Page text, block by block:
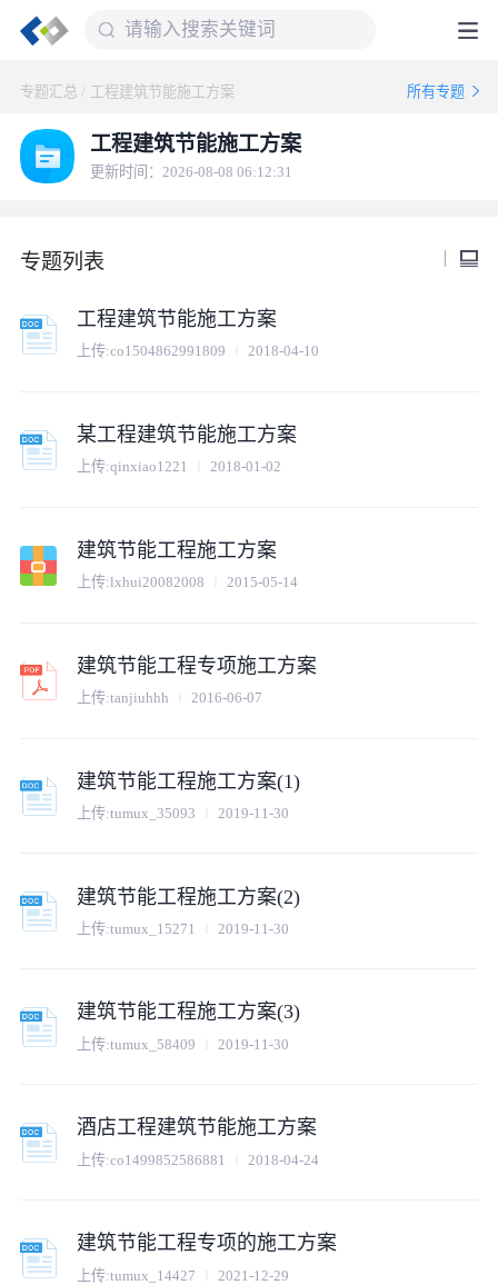
专题汇总 / 工程建筑节能施工方案 所有专题
工程建筑节能施工方案
更新时间：2026-08-08 06:12:31
专题列表
工程建筑节能施工方案
上传:co1504862991809 2018-04-10
某工程建筑节能施工方案
上传:qinxiao1221 2018-01-02
建筑节能工程施工方案
上传:lxhui20082008 2015-05-14
建筑节能工程专项施工方案
上传:tanjiuhhh 2016-06-07
建筑节能工程施工方案(1)
上传:tumux_35093 2019-11-30
建筑节能工程施工方案(2)
上传:tumux_15271 2019-11-30
建筑节能工程施工方案(3)
上传:tumux_58409 2019-11-30
酒店工程建筑节能施工方案
上传:co1499852586881 2018-04-24
建筑节能工程专项的施工方案
上传:tumux_14427 2021-12-29